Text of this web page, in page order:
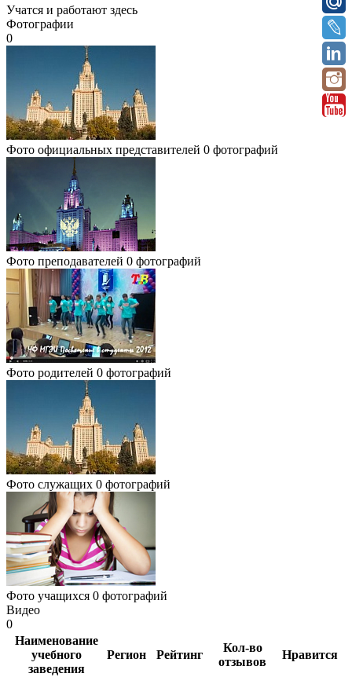
Учатся и работают здесь
Фотографии
0
Фото официальных представителей 0 фотографий
Фото преподавателей 0 фотографий
Фото родителей 0 фотографий
Фото служащих 0 фотографий
Фото учащихся 0 фотографий
Видео
0
Наименование
учебного
заведения
Регион Рейтинг
Кол-во
отзывов
Нравится